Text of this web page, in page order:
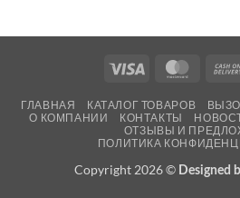
Visa
ГЛАВНАЯ КАТАЛОГ ТОВАРОВ
О КОМПАНИИ
КОНТАКТЫ
ОТЗЫВЫ И
ПОЛИТИКА
Copyright 2026 © Designed